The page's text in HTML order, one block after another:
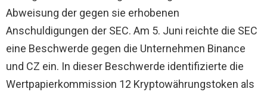
Abweisung der gegen sie erhobenen
Anschuldigungen der SEC. Am 5. Juni reichte die SEC
eine Beschwerde gegen die Unternehmen Binance
und CZ ein. In dieser Beschwerde identifizierte die
Wertpapierkommission 12 Kryptowährungstoken als